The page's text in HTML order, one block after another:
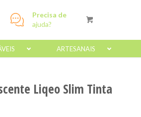
Precisa de
ajuda?
ARTESANAIS
Liqeo Slim Tinta